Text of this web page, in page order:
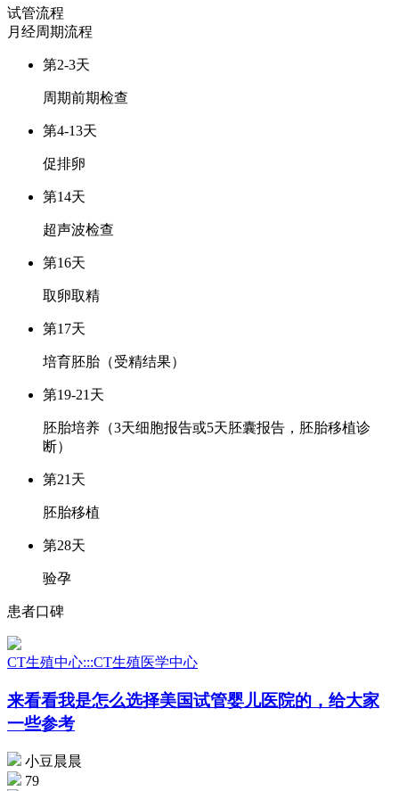
试管流程
月经周期流程
第2-3天
周期前期检查
第4-13天
促排卵
第14天
超声波检查
第16天
取卵取精
第17天
培育胚胎（受精结果）
第19-21天
胚胎培养（3天细胞报告或5天胚囊报告，胚胎移植诊
断）
第21天
胚胎移植
第28天
验孕
患者口碑
CT生殖中心:::CT生殖医学中心
来看看我是怎么选择美国试管婴儿医院的，给大家
一些参考
小豆晨晨
79